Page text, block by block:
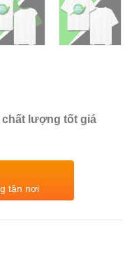
chất lượng tốt giá
tận nơi